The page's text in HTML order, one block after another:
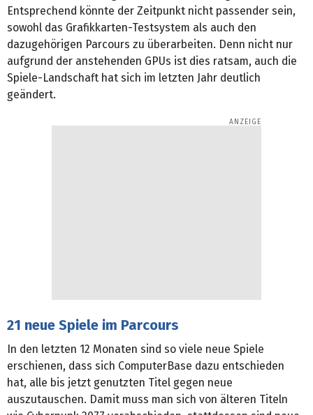
Entsprechend könnte der Zeitpunkt nicht passender sein,
sowohl das Grafikkarten-Testsystem als auch den
dazugehörigen Parcours zu überarbeiten. Denn nicht nur
aufgrund der anstehenden GPUs ist dies ratsam, auch die
Spiele-Landschaft hat sich im letzten Jahr deutlich
geändert.
21 neue Spiele im Parcours
In den letzten 12 Monaten sind so viele neue Spiele
erschienen, dass sich ComputerBase dazu entschieden
hat, alle bis jetzt genutzten Titel gegen neue
auszutauschen. Damit muss man sich von älteren Titeln